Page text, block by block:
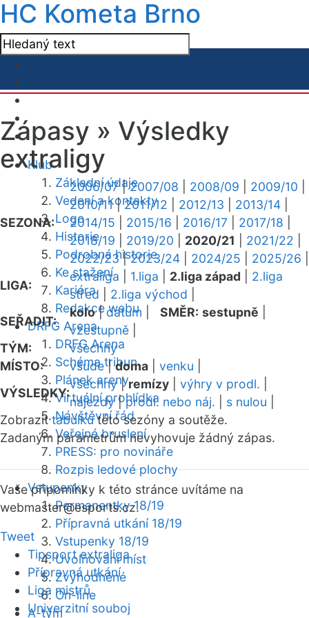
HC Kometa Brno
Klub
Základní údaje
Vedení a kontakty
Logo
Historie
Podrobná historie
Ke stažení
Kariéra
Redakce webu
DRFG Arena
DRFG Arena
Schéma tribun
Plánek areny
Virtuální prohlídka
Návštěvní řád
Veřejné bruslení
PRESS: pro novináře
Rozpis ledové plochy
Vstupenky
Permanentky 18/19
Přípravná utkání 18/19
Vstupenky 18/19
Uvolňování míst
Zvýhodněné
On-line
A-tým
Zápasy » Výsledky
extraligy
SEZONA:
2006/07|2007/08 2008/09 2009/10
2010/11|2011/12 2012/13 2013/14
2014/15
2015/16 2016/17 2017/18
2018/19
2019/20 2020/21 2021/22
2022/23|2023/24 2024/25 2025/26
LIGA:
extraliga 1.liga 2.liga západ
2.liga
střed
2.liga východ
SEŘADIT:
kolo|datum SMĚR: sestupně
vzestupně
TÝM:
všechny
MÍSTO:
všude|doma venku
VÝSLEDKY:
všechny|remízy výhry v prodl.
nájezdy|prodl. nebo náj. s nulou
Zobrazittabulkutéto sezóny a soutěže.
Zadaným parametrům nevyhovuje žádný zápas.
Vaše připomínky k této stránce uvítáme na
webmaster@esports.cz.
Tweet
Tipsport extraliga
Přípravná utkání
Liga mistrů
Univerzitní souboj